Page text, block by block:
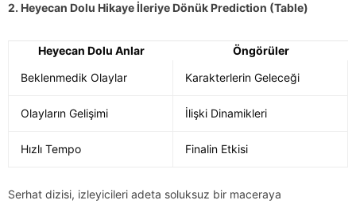
2. Heyecan Dolu Hikaye İleriye Dönük Prediction (Table)
Heyecan Dolu Anlar
Öngörüler
Beklenmedik Olaylar
Karakterlerin Geleceği
Olayların Gelişimi İlişki Dinamikleri
Hızlı Tempo Finalin Etkisi
Serhat dizisi, izleyicileri adeta soluksuz bir maceraya